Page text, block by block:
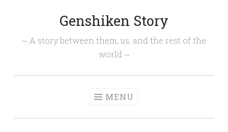
Genshiken Story
~ A story between them, us, and the rest of the
world ~
MENU